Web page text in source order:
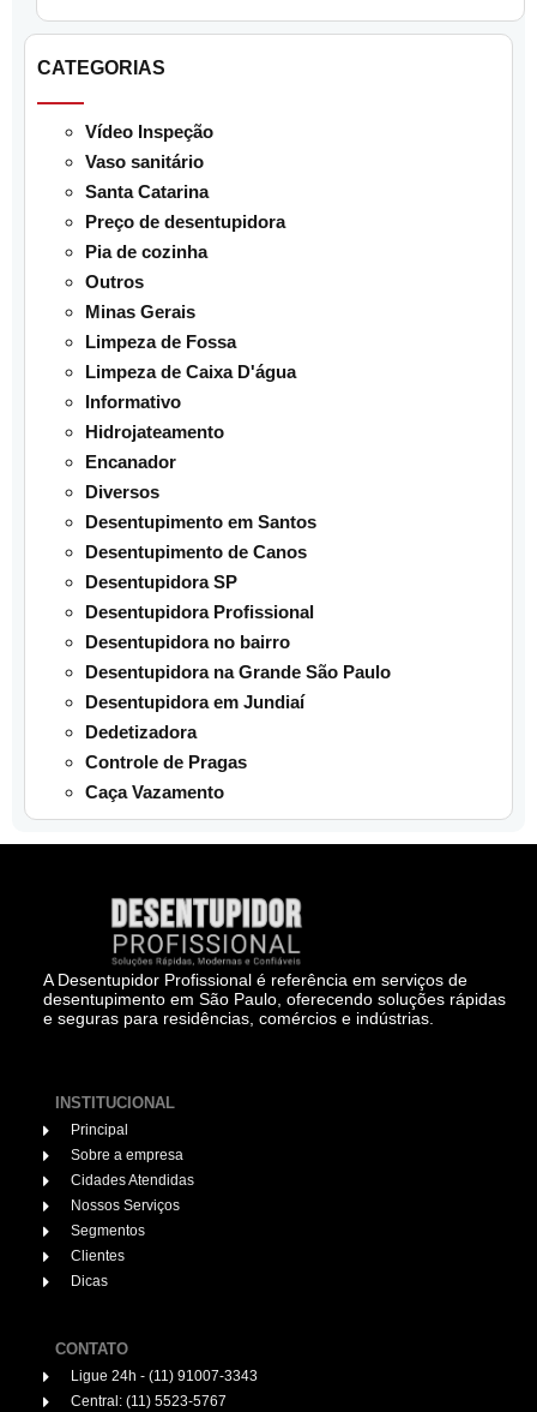
CATEGORIAS
Vídeo Inspeção
Vaso sanitário
Santa Catarina
Preço de desentupidora
Pia de cozinha
Outros
Minas Gerais
Limpeza de Fossa
Limpeza de Caixa D'água
Informativo
Hidrojateamento
Encanador
Diversos
Desentupimento em Santos
Desentupimento de Canos
Desentupidora SP
Desentupidora Profissional
Desentupidora no bairro
Desentupidora na Grande São Paulo
Desentupidora em Jundiaí
Dedetizadora
Controle de Pragas
Caça Vazamento
A Desentupidor Profissional é referência em serviços de
desentupimento em São Paulo, oferecendo soluções rápidas
e seguras para residências, comércios e indústrias.
INSTITUCIONAL
Principal
Sobre a empresa
Cidades Atendidas
Nossos Serviços
Segmentos
Clientes
Dicas
CONTATO
Ligue 24h - (11) 91007-3343
Central: (11) 5523-5767